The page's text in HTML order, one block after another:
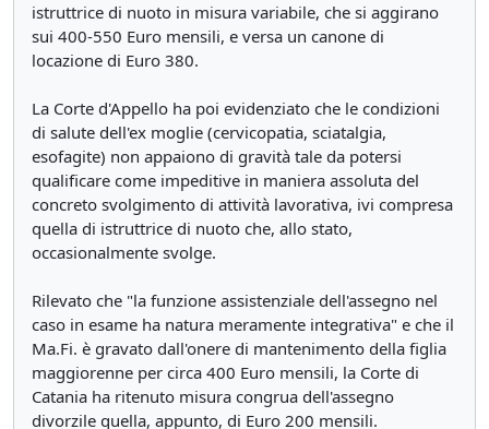
istruttrice di nuoto in misura variabile, che si aggirano
sui 400-550 Euro mensili, e versa un canone di
locazione di Euro 380.
La Corte d'Appello ha poi evidenziato che le condizioni
di salute dell'ex moglie (cervicopatia, sciatalgia,
esofagite) non appaiono di gravità tale da potersi
qualificare come impeditive in maniera assoluta del
concreto svolgimento di attività lavorativa, ivi compresa
quella di istruttrice di nuoto che, allo stato,
occasionalmente svolge.
Rilevato che "la funzione assistenziale dell'assegno nel
caso in esame ha natura meramente integrativa" e che il
Ma.Fi. è gravato dall'onere di mantenimento della figlia
maggiorenne per circa 400 Euro mensili, la Corte di
Catania ha ritenuto misura congrua dell'assegno
divorzile quella, appunto, di Euro 200 mensili.